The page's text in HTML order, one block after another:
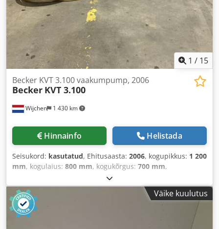
1 / 15
Wijchen 1 430 km
Becker KVT 3.100 vaakumpump, 2006
Becker KVT 3.100
Hinnainfo Helistada
Seisukord: kasutatud, Ehitusaasta: 2006, kogupikkus: 1 200
mm, kogulaius: 800 mm, kogukõrgus: 700 mm,
Väike kuulutus